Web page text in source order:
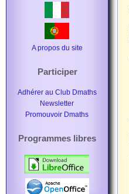
A propos du site
Participer
Adhérer au Club Dmaths
Newsletter
Promouvoir Dmaths
Programmes libres